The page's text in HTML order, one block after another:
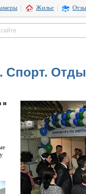
Жилье
Спорт.
и